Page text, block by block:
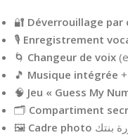
🔐 Déverrouillage par
🎙️ Enregistrement
🌀 Changeur de voix
🎵 Musique intégrée
🧠 Jeu « Guess My
🗂️ Compartiment
🖼️ Cadre photo بنتك